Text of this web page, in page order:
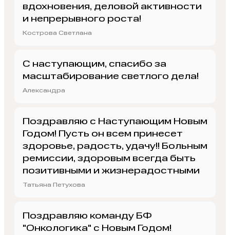
вдохновения, деловой активности
и непрерывного роста!
Кострова Светлана
С наступающим, спасибо за
масштабирование светлого дела!
Александра
Поздравляю с Наступающим Новым
Годом! Пусть он всем принесет
здоровье, радость, удачу!! Больным
ремиссии, здоровым всегда быть
позитивными и жизнерадостными
Татьяна Петухова
Поздравляю команду БФ
"Онкологика" с Новым Годом!